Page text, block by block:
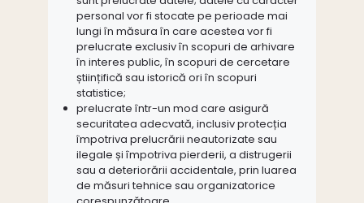
personal vor fi stocate pe perioade mai
lungi în măsura în care acestea vor fi
prelucrate exclusiv în scopuri de arhivare
în interes public, în scopuri de cercetare
științifică sau istorică ori în scopuri
statistice;
prelucrate într-un mod care asigură
securitatea adecvată, inclusiv protecția
împotriva prelucrării neautorizate sau
ilegale și împotriva pierderii, a distrugerii
sau a deteriorării accidentale, prin luarea
de măsuri tehnice sau organizatorice